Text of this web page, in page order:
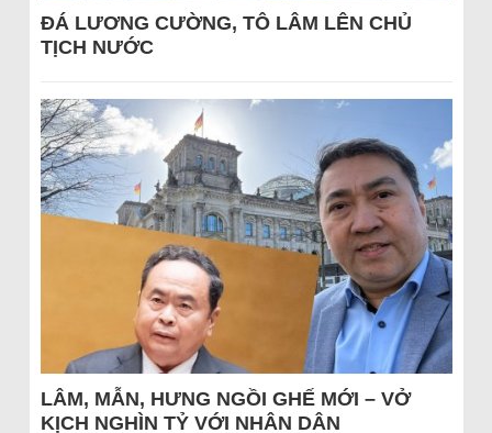
ĐÁ LƯƠNG CƯỜNG, TÔ LÂM LÊN CHỦ
TỊCH NƯỚC
LÂM, MẪN, HƯNG NGỒI GHẾ MỚI – VỞ
KỊCH NGHÌN TỶ VỚI NHÂN DÂN